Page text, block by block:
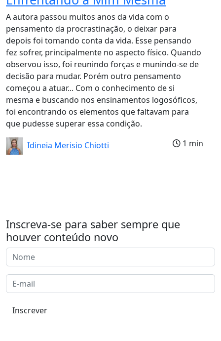
A autora passou muitos anos da vida com o
pensamento da procrastinação, o deixar para
depois foi tomando conta da vida. Esse pensando
fez sofrer, principalmente no aspecto físico. Quando
observou isso, foi reunindo forças e munindo-se de
decisão para mudar. Porém outro pensamento
começou a atuar... Com o conhecimento de si
mesma e buscando nos ensinamentos logosóficos,
foi encontrando os elementos que faltavam para
que pudesse superar essa condição.
Idineia Merisio Chiotti
1 min
Inscreva-se para saber sempre que
houver conteúdo novo
Inscrever